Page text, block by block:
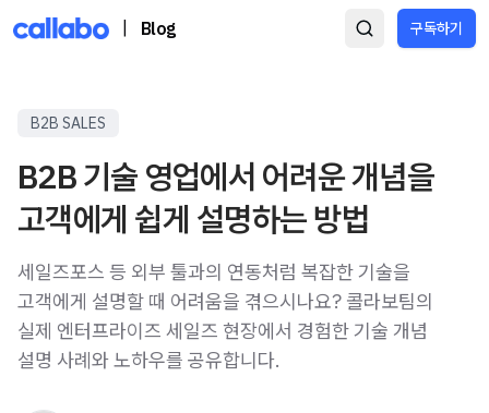
Blog 구독하기
B2B SALES
B2B 기술 영업에서 어려운 개념을
고객에게 쉽게 설명하는 방법
세일즈포스 등 외부 툴과의 연동처럼 복잡한 기술을
고객에게 설명할 때 어려움을 겪으시나요? 콜라보팀의
실제 엔터프라이즈 세일즈 현장에서 경험한 기술 개념
설명 사례와 노하우를 공유합니다.